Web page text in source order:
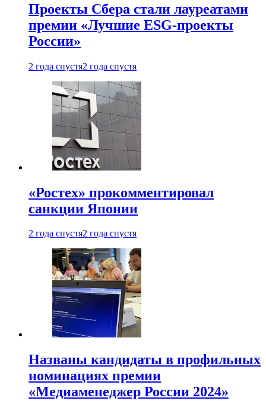
Проекты Сбера стали лауреатами
премии «Лучшие ESG-проекты
России»
2 года спустя2 года спустя
«Ростех» прокомментировал
санкции Японии
2 года спустя2 года спустя
Названы кандидаты в профильных
номинациях премии
«Медиаменеджер России 2024»